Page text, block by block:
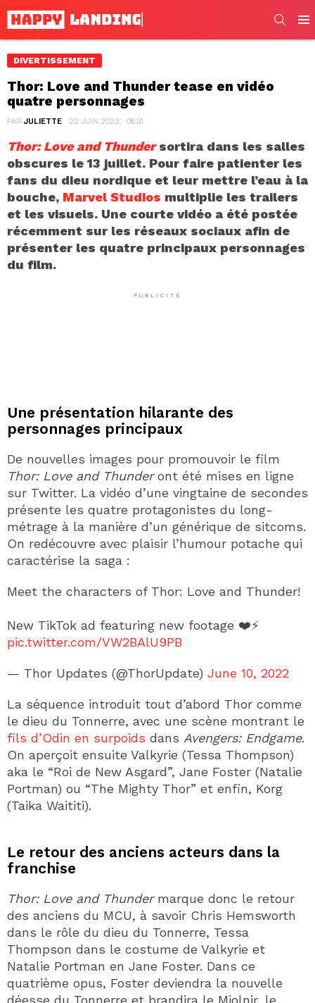
DIVERTISSEMENT
Thor: Love and Thunder tease en vidéo
quatre personnages
PAR JULIETTE 22 JUIN 2022, · 08:31
Thor: Love and Thundersortira dans les salles
obscures le 13 juillet. Pour faire patienter les
fans du dieu nordique et leur mettre l’eau à la
bouche, Marvel Studios multiplie les trailers
et les visuels. Une courte vidéo a été postée
récemment sur les réseaux sociaux afin de
présenter les quatre principaux personnages
du film.
PUBLICITÉ
Une présentation hilarante des
personnages principaux
De nouvelles images pour promouvoir le film
Thor: Love and Thunderont été mises en ligne
sur Twitter. La vidéo d’une vingtaine de secondes
présente les quatre protagonistes du long-
métrage à la manière d’un générique de sitcoms.
On redécouvre avec plaisir l’humour potache qui
caractérise la saga :
Meet the characters of Thor: Love and Thunder!
New TikTok ad featuring new footage ❤️⚡️
pic.twitter.com/VW2BAlU9PB
— Thor Updates (@ThorUpdate) June 10, 2022
La séquence introduit tout d’abord Thor comme
le dieu du Tonnerre, avec une scène montrant le
fils d’Odin en surpoids dans Avengers: Endgame.
On aperçoit ensuite Valkyrie (Tessa Thompson)
aka le “Roi de New Asgard”, Jane Foster (Natalie
Portman) ou “The Mighty Thor” et enfin, Korg
(Taika Waititi).
Le retour des anciens acteurs dans la
franchise
Thor: Love and Thundermarque donc le retour
des anciens du MCU, à savoir Chris Hemsworth
dans le rôle du dieu du Tonnerre, Tessa
Thompson dans le costume de Valkyrie et
Natalie Portman en Jane Foster. Dans ce
quatrième opus, Foster deviendra la nouvelle
déesse du Tonnerre et brandira le Mjolnir, le